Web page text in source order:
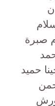
صبرة
حميد